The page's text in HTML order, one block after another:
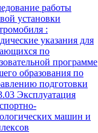
работы
установки
:
указания для
по
программе
образования по
подготовки
Эксплуатация
машин и